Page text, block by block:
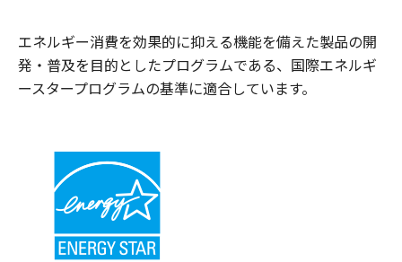
エネルギー消費を効果的に抑える機能を備えた製品の開
発・普及を目的としたプログラムである、国際エネルギ
ースタープログラムの基準に適合しています。